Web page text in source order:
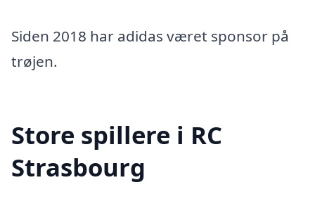
Siden 2018 har adidas været sponsor på
trøjen.
Store spillere i RC
Strasbourg